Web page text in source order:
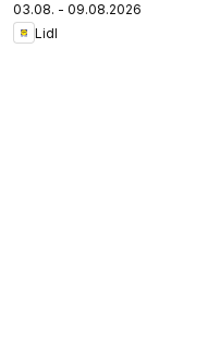
03.08. - 09.08.2026
Lidl